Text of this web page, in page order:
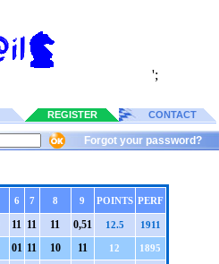
';
REGISTER CONTACT
Forgot your password?
6 7 8 9 POINTS PERF
11 11 11 0,51 12.5 1911
01 11 10 11 12 1895